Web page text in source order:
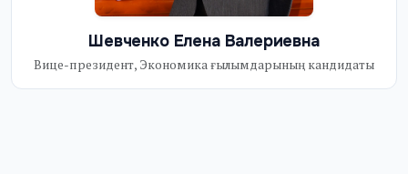
Шевченко Елена Валериевна
Вице-президент, Экономика ғылымдарының кандидаты